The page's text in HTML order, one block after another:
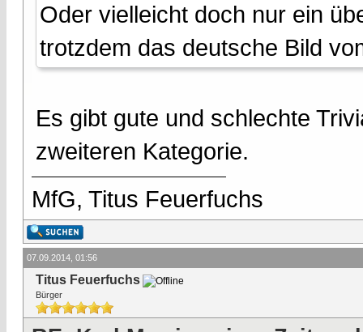
Oder vielleicht doch nur ein
trotzdem das deutsche Bild
Es gibt gute und schlechte
zweiteren Kategorie.
MfG, Titus Feuerfuchs
07.09.2014, 01:56
Titus Feuerfuchs
Bürger